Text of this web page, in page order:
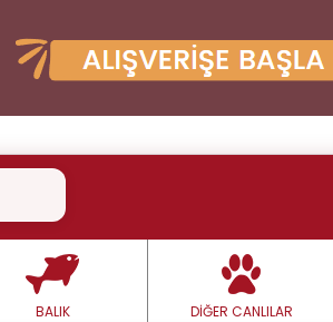
BALIK DİĞER CANLILAR